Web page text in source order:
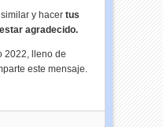
y hacertus
agradecido.
2022, lleno de
este mensaje.